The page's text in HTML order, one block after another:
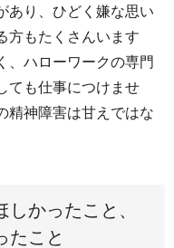
あり、ひどく嫌な思い
方もたくさんいます
、ハローワークの専門
ても仕事につけませ
精神障害は甘えではな
かったこと、
たこと